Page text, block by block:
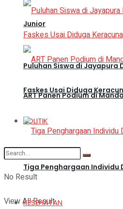
Puluhan Siswa di Jayapura
Faskes Usai Diduga
POLITIK
No Result
View All Result
Junior
ART Panen Podium di
Tiga Penghargaan Individu
KESEHATAN